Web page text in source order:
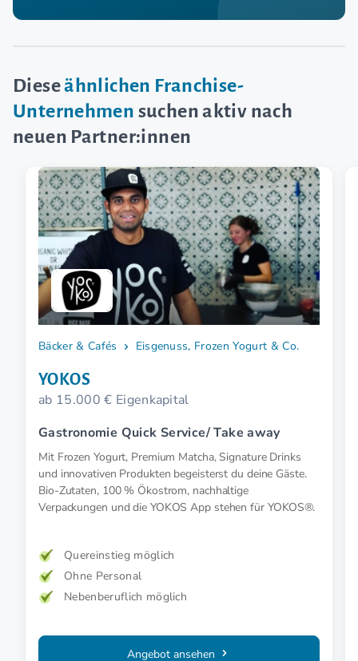
Dieseähnlichen Franchise-
Unternehmen suchen aktiv nach
neuen Partner:innen
Bäcker & Cafés Eisgenuss, Frozen Yogurt & Co.
YOKOS
ab 15.000 € Eigenkapital
Gastronomie Quick Service/ Take away
Mit Frozen Yogurt, Premium Matcha, Signature Drinks
und innovativen Produkten begeisterst du deine Gäste.
Bio-Zutaten, 100 % Ökostrom, nachhaltige
Verpackungen und die YOKOS App stehen für YOKOS®.
Quereinstieg möglich
Ohne Personal
Nebenberuflich möglich
Angebot ansehen